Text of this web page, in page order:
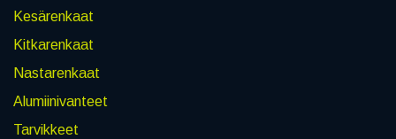
Kesärenkaat
Kitkarenkaat
Nastarenkaat
Alumiinivanteet
Tarvikkeet